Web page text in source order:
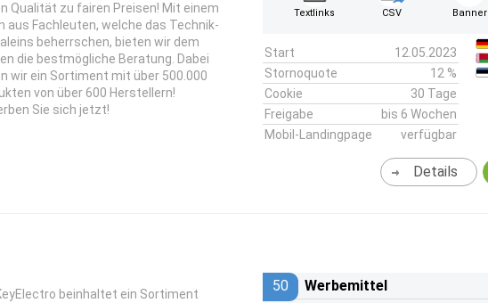
Qualität zu fairen Preisen! Mit einem
aus Fachleuten, welche das Technik-
beherrschen, bieten wir dem
die bestmögliche Beratung. Dabei
wir ein Sortiment mit über 500.000
von über 600 Herstellern!
Sie sich jetzt!
Textlinks CSV Banner
Start
12.05.2023
Stornoquote
12 %
Cookie
30 Tage
Freigabe
bis 6 Wochen
Mobil-Landingpage
verfügbar
Details
beinhaltet ein Sortiment
50 Werbemittel